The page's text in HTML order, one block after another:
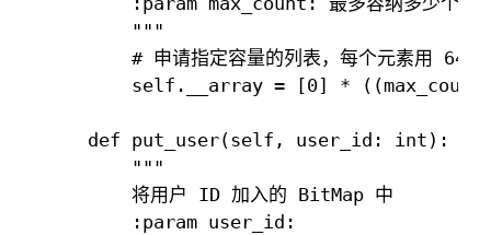
        """
# 申请指定容量的列表，每个元素用 64
self.__array = [0] * ((max_count
    def put_user(self, user_id: int):
        """
        将用户 ID 加入的 BitMap 中
        :param user_id: